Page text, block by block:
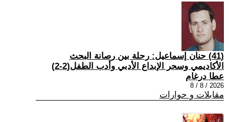
(41) حنان إسماعيل: رحلة بين رصانة البحث
الأكاديمي وسحر الإبداع الأدبي وأدب الطفل(2-2)
عطا درغام
2026 / 8 / 8
مقابلات و حوارات